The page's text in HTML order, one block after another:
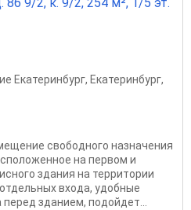
Екатеринбург, Екатеринбург,
свободного назначения
на первом и
здания на территории
входа, удобные
зданием, подойдет...